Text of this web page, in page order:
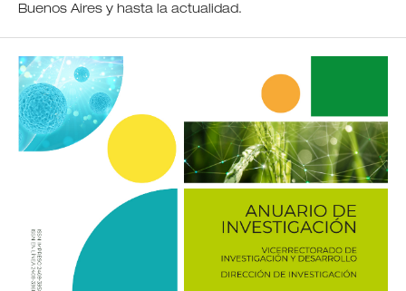
Buenos Aires y hasta la actualidad.